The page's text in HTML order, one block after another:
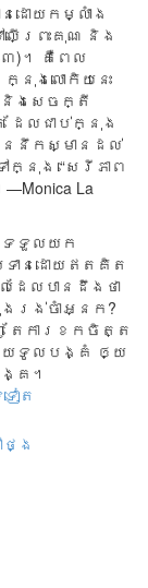
ន​ដោយ​កម្លាំង​
លើព្រះ​គុណ និង​
)។ គឺ​ពេល​
នុង​លោកិយ​នេះ
ង​សេចក្តី​
ែល​ជាប់ក្នុង​
ន​នឹក​ស្មាន​ដល់​
នុង “សេរីភាព
La
រទទួលយក
ានដោយឥតគិត
ដែលបានដឹងថា
រង់ចាំអ្នក?
តែការខកចិត្ត
យទូលបង្គំ ឲ្យ
ង្គ។
ៀត
ងៃ